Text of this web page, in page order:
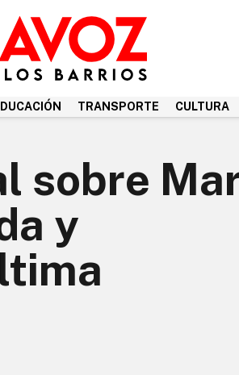
TRANSPORTE CULTURA
sobre
y